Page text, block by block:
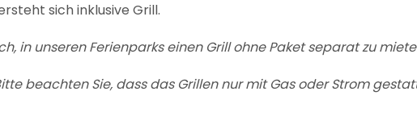
sich inklusive Grill.
in unseren Ferienparks einen Grill ohne Paket separat zu
beachten Sie, dass das Grillen nur mit Gas oder Strom